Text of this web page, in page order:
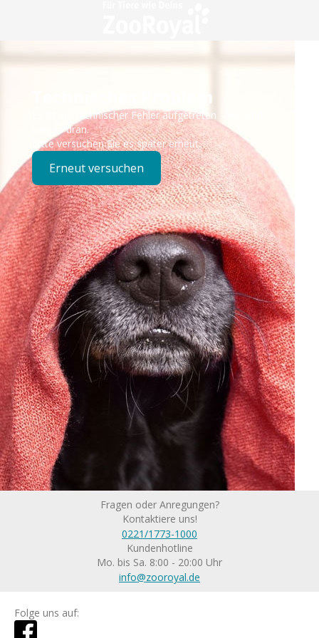
Technisches Problem
Es ist ein technischer Fehler aufgetreten – wir sind
bereits dran.
Bitte versuchen Sie es später erneut.
Erneut versuchen
Fragen oder Anregungen?
Kontaktiere uns!
0221/1773-1000
Kundenhotline
Mo. bis Sa. 8:00 - 20:00 Uhr
info@zooroyal.de
Folge uns auf: